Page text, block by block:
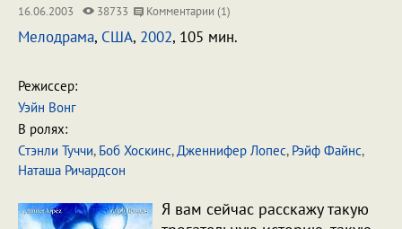
16.06.2003 38733 Комментарии (1)
Мелодрама, США, 2002, 105 мин.
Режиссер:
Уэйн Вонг
В ролях:
Стэнли Туччи, Боб Хоскинс,Дженнифер Лопес, Рэйф Файнс,
Наташа Ричардсон
Я вам сейчас расскажу такую